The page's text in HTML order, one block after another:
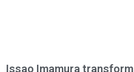
Issao Imamura